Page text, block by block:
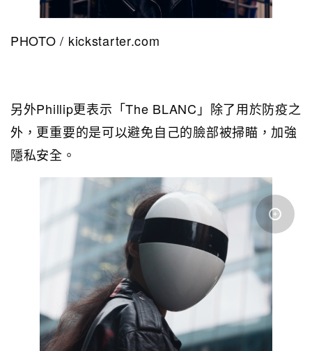
PHOTO / kickstarter.com
另外Phillip更表示「The BLANC」除了用於防疫之
外，更重要的是可以避免自己的臉部被掃瞄，加強
隱私安全。